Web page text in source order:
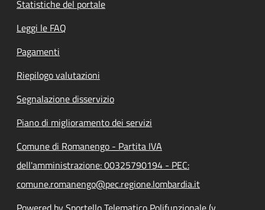
Statistiche del portale
Leggi le FAQ
Pagamenti
Riepilogo valutazioni
Segnalazione disservizio
Piano di miglioramento dei servizi
Comune di Romanengo - Partita IVA
dell'amministrazione: 00325790194 - PEC:
comune.romanengo@pec.regione.lombardia.it